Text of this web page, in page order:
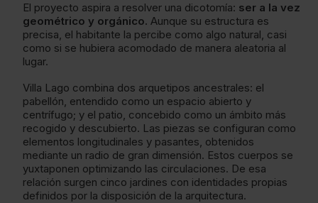
El proyecto aspira a resolver una dicotomía: ser a la vez
geométrico y orgánico. Aunque su estructura es
precisa, el habitante la percibe como algo natural, casi
como si se hubiera acomodado de manera aleatoria al
lugar.
Villa Lago combina dos arquetipos ancestrales: el
pabellón, entendido como un espacio abierto y
centrífugo; y el patio, concebido como un ámbito más
recogido y descubierto. Las piezas se configuran como
elementos longitudinales y pasantes, obtenidos
mediante un radio de gran dimensión. Estos cuerpos se
yuxtaponen optimizando las circulaciones. De esa
relación surgen cinco jardines con identidades propias
definidos por la disposición de la arquitectura.